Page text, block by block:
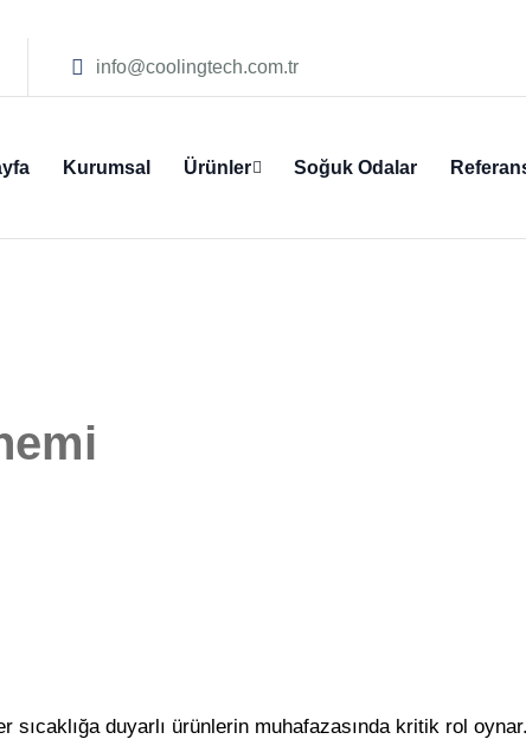
info@coolingtech.com.tr
Kurumsal Ürünler Soğuk Odalar
sıcaklığa duyarlı ürünlerin muhafazasında kritik rol